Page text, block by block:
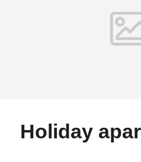
Deckchairs mit Polstern, Esstisch
großzügiges Gelände mit kleinem
Holiday